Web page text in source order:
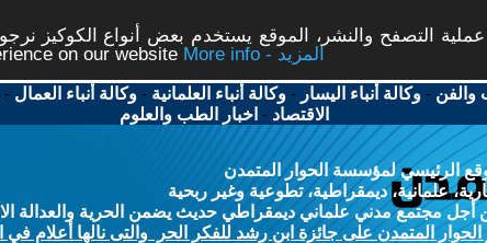
التصفح والنشر، الموقع يستخدم بعض أنواع الكوكيز
on our website
More info - المزيد
والفن -وكالة أنباء اليسار -وكالة أنباء العلمانية -وكالة أنباء العمال -
الاقتصاد - اخبار الطب والعلوم
الرئيسي لمؤسسة الحوار المتمدن
علمانية، ديمقراطية، تطوعية وغير ربحية
أجل مجتمع مدني علماني ديمقراطي حديث يضمن الحرية والعدالة
الحوار المتمدن على جائزة ابن رشد للفكر الحر والتى نالها أعلام في